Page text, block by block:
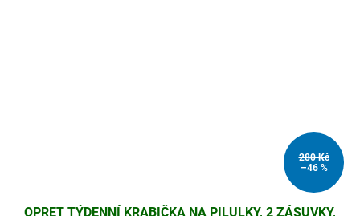
280 Kč
–46 %
OPRET TÝDENNÍ KRABIČKA NA PILULKY, 2 ZÁSUVKY,